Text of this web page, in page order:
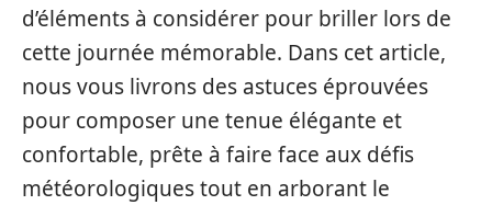
d’éléments à considérer pour briller lors de
cette journée mémorable. Dans cet article,
nous vous livrons des astuces éprouvées
pour composer une tenue élégante et
confortable, prête à faire face aux défis
météorologiques tout en arborant le